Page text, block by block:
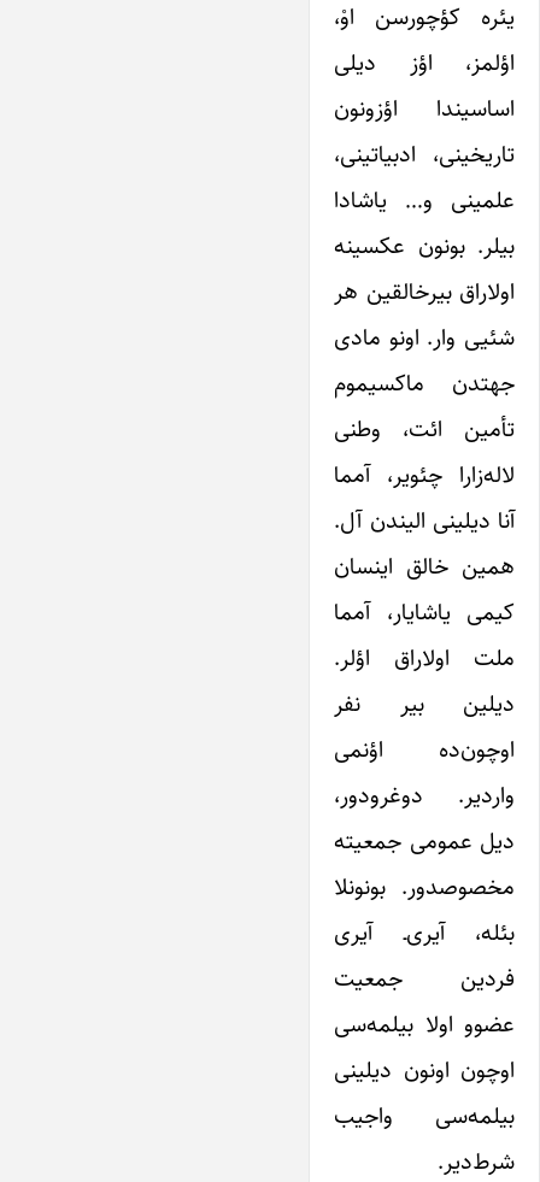
یئره کؤچورسن اوْ،
اؤلمز، اؤز دیلی
اساسیندا اؤزونون
تاریخینی، ادبیاتینی،
علمینی و… یاشادا
بیلر. بونون عکسینه
اولاراق بیرخالقین هر
شئیی وار. اونو مادی
جهتدن ماکسیموم
تأمین ائت، وطنی
لاله‌زارا چئویر، آمما
آنا دیلینی الیندن آل.
همین خالق اینسان
کیمی یاشایار، آمما
ملت اولاراق اؤلر.
دیلین بیر نفر
اوچون‌ده اؤنمی
واردیر. دوغرودور،
دیل عمومی جمعیته
مخصوصدور. بونونلا
بئله، آیری‌ـ‌ آیری
فردین جمعیت
عضوو اولا بیلمه‌سی
اوچون اونون دیلینی
بیلمه‌سی واجیب
شرط‌دیر.